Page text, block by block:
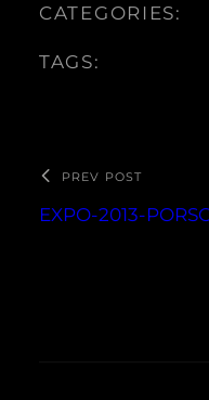
CATEGORIES:
TAGS:
PREV POST
EXPO-2013-